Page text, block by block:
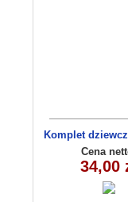
Komplet
8156
Cena
34,00